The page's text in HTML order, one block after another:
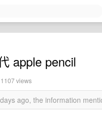
apple pencil
1107 views
ago, the information